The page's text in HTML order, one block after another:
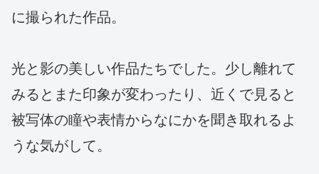
に撮られた作品。
光と影の美しい作品たちでした。少し離れて
みるとまた印象が変わったり、近くで見ると
被写体の瞳や表情からなにかを聞き取れるよ
うな気がして。